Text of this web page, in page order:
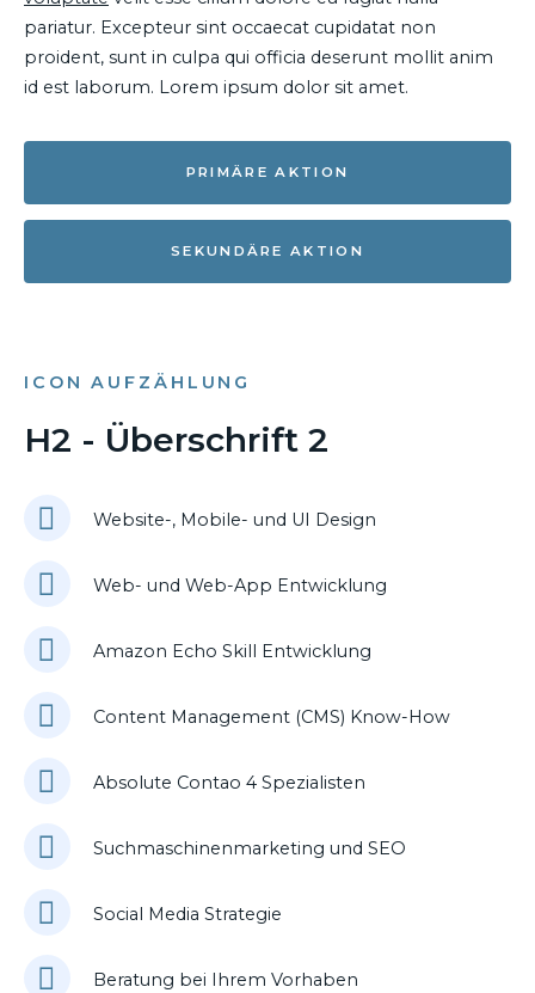
pariatur. Excepteur sint occaecat cupidatat non
proident, sunt in culpa qui officia deserunt mollit anim
id est laborum. Lorem ipsum dolor sit amet.
PRIMÄRE AKTION
SEKUNDÄRE AKTION
ICON AUFZÄHLUNG
H2 - Überschrift 2
Website-, Mobile- und UI Design
Web- und Web-App Entwicklung
Amazon Echo Skill Entwicklung
Content Management (CMS) Know-How
Absolute Contao 4 Spezialisten
Suchmaschinenmarketing und SEO
Social Media Strategie
Beratung bei Ihrem Vorhaben